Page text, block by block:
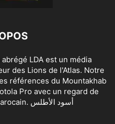
abrégé LDA est un média
des Lions de l'Atlas. Notre
références du Mountakhab
360° sur le sport Marocain. أسود الأطلس